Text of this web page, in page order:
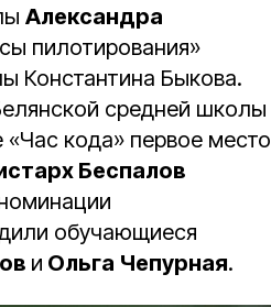
Александра
пилотирования»
Константина Быкова.
средней школы
кода» первое место
Беспалов
обучающиеся
и Ольга Чепурная.